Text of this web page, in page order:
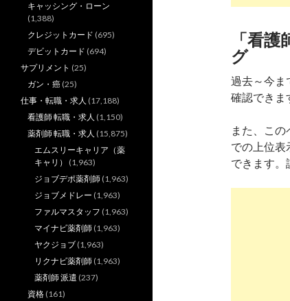
「看
グ
過去～今ま
確認できま
また、こ
での上位表
できます。
キャッシング・ローン
(1,388)
クレジットカード (695)
デビットカード (694)
サプリメント (25)
ガン・癌 (25)
仕事・転職・求人 (17,188)
看護師 転職・求人 (1,150)
薬剤師 転職・求人 (15,875)
エムスリーキャリア（薬
キャリ）
(1,963)
ジョブデポ薬剤師 (1,963)
ジョブメドレー (1,963)
ファルマスタッフ (1,963)
マイナビ薬剤師 (1,963)
ヤクジョブ (1,963)
リクナビ薬剤師 (1,963)
薬剤師 派遣 (237)
資格 (161)